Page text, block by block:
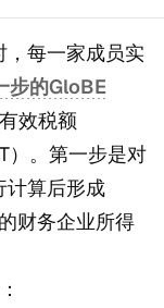
每一家成员实
步的GloBE
效税额
）。第一步是对
计算后形成
财务企业所得